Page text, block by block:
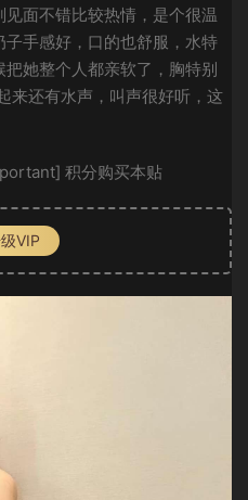
见面不错比较热情，是个很温
手感好，口的也舒服，水特
她整个人都亲软了，胸特别
来还有水声，叫声很好听，这
积分购买本贴
VIP